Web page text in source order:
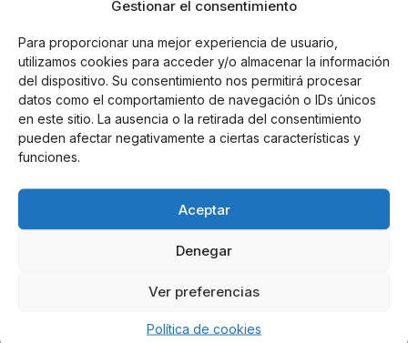
Gestionar el consentimiento
Para proporcionar una mejor experiencia de usuario,
utilizamos cookies para acceder y/o almacenar la información
del dispositivo. Su consentimiento nos permitirá procesar
datos como el comportamiento de navegación o IDs únicos
en este sitio. La ausencia o la retirada del consentimiento
pueden afectar negativamente a ciertas características y
funciones.
Aceptar
Denegar
Ver preferencias
Política de cookies
Luxemburgo, Rumanía y España, que acogerá a un
10% de los náufragos.
AUTOR
Noticias relacionadas
Mejores Cripto Casinos Online en
Colombia 2025: Bitcoin Casinos